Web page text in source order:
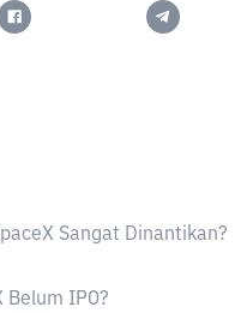
Sangat Dinantikan?
Belum IPO?